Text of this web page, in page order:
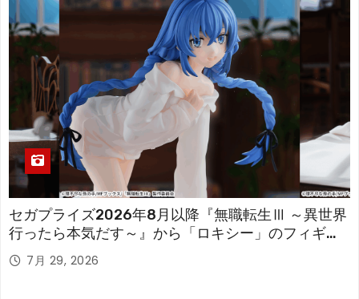
セガプライズ2026年8月以降『無職転生Ⅲ ～異世界
行ったら本気だす～』から「ロキシー」のフィギュ
アが登場！
7月 29, 2026